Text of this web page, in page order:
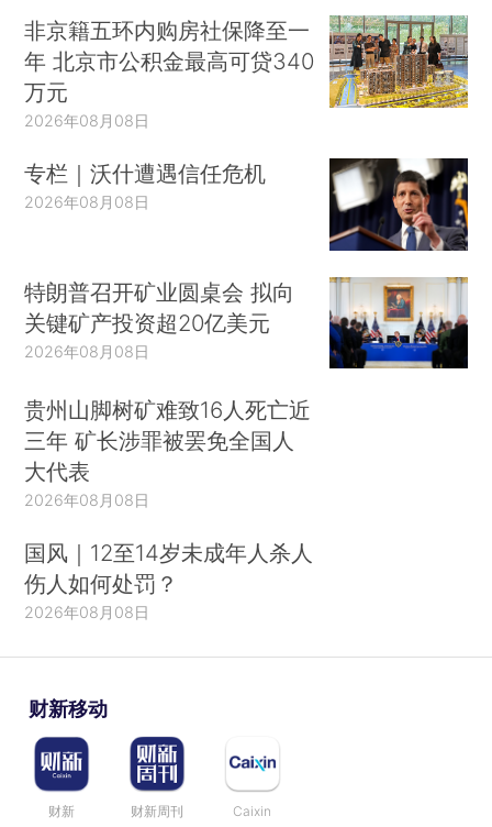
非京籍五环内购房社保降至一
年 北京市公积金最高可贷340
万元
2026年08月08日
专栏｜沃什遭遇信任危机
2026年08月08日
特朗普召开矿业圆桌会 拟向
关键矿产投资超20亿美元
2026年08月08日
贵州山脚树矿难致16人死亡近
三年 矿长涉罪被罢免全国人
大代表
2026年08月08日
国风｜12至14岁未成年人杀人
伤人如何处罚？
2026年08月08日
财新移动
财新 财新周刊 Caixin